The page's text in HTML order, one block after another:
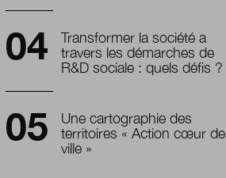
Transformer la société a
travers les démarches de
R&D sociale : quels défis ?
Une cartographie des
territoires « Action cœur de
ville »